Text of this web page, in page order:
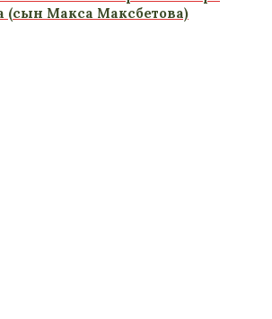
(сын Макса Максбетова)